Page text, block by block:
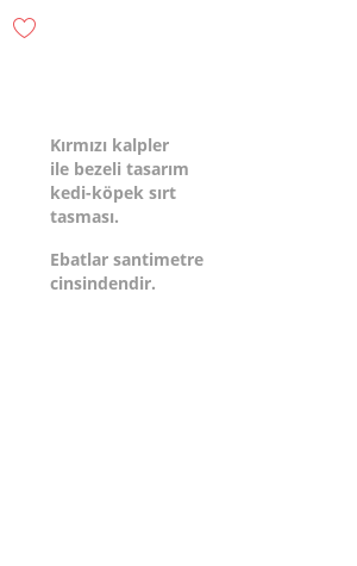
Kırmızı kalpler
ile bezeli tasarım
kedi-köpek sırt
tasması.
Ebatlar santimetre
cinsindendir.